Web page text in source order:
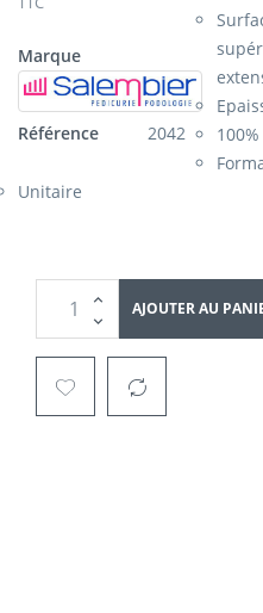
Marque
Référence 2042
Unitaire
AJOUTER AU